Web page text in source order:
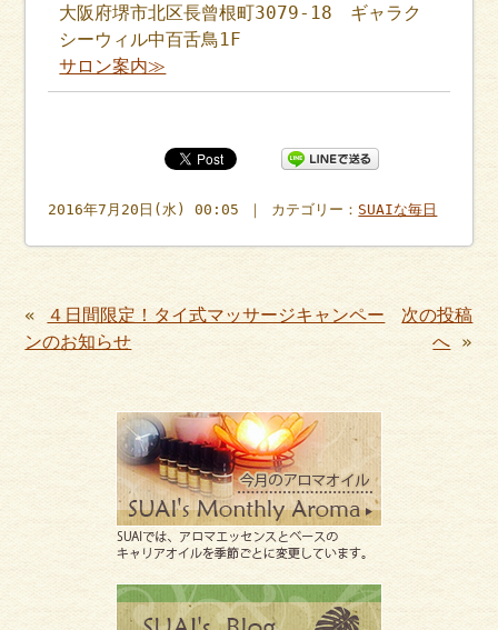
大阪府堺市北区長曾根町3079-18 ギャラク
シーウィル中百舌鳥1F
サロン案内≫
2016年7月20日(水) 00:05 ｜ カテゴリー： SUAIな毎日
«
４日間限定！タイ式マッサージキャンペー
ンのお知らせ
次の投稿
へ»